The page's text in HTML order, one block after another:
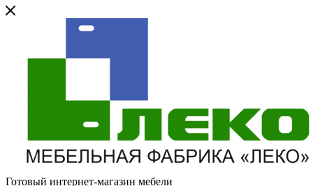
Готовый интернет-магазин мебели